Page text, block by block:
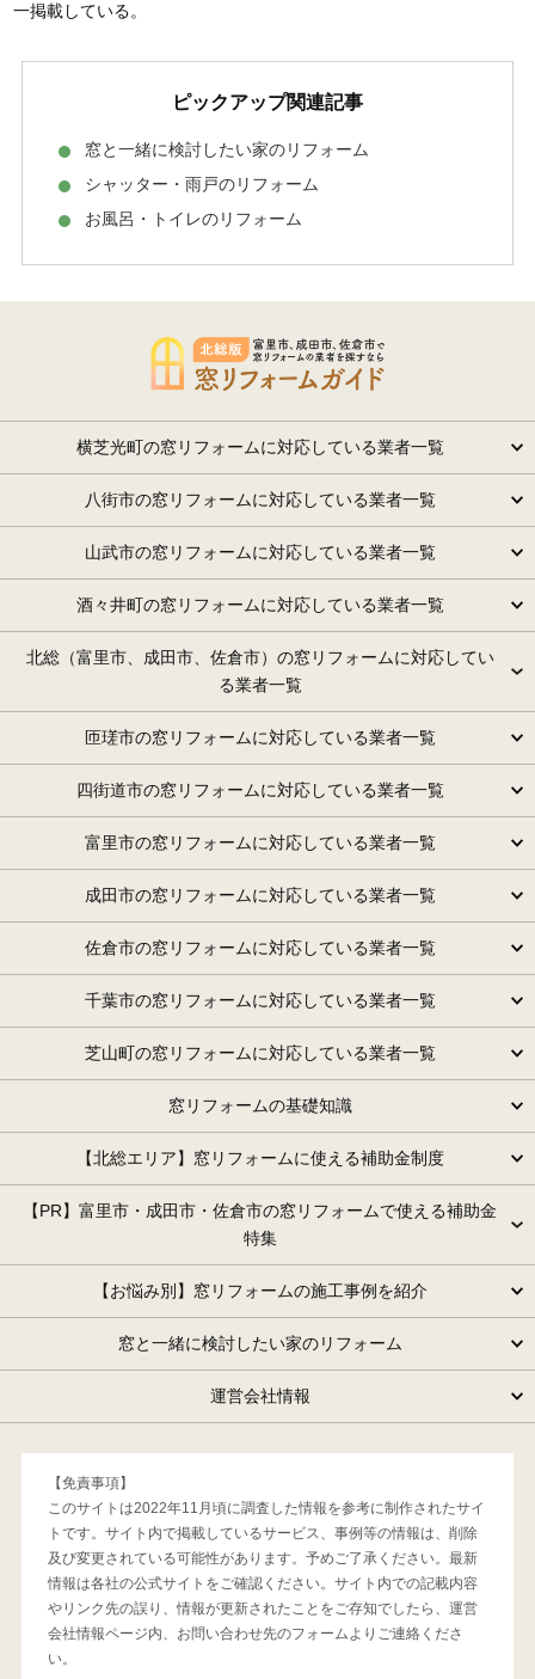
一掲載している。
ピックアップ関連記事
窓と一緒に検討したい家のリフォーム
シャッター・雨戸のリフォーム
お風呂・トイレのリフォーム
横芝光町の窓リフォームに対応している業者一覧
八街市の窓リフォームに対応している業者一覧
山武市の窓リフォームに対応している業者一覧
酒々井町の窓リフォームに対応している業者一覧
北総（富里市、成田市、佐倉市）の窓リフォームに対応してい
る業者一覧
匝瑳市の窓リフォームに対応している業者一覧
四街道市の窓リフォームに対応している業者一覧
富里市の窓リフォームに対応している業者一覧
成田市の窓リフォームに対応している業者一覧
佐倉市の窓リフォームに対応している業者一覧
千葉市の窓リフォームに対応している業者一覧
芝山町の窓リフォームに対応している業者一覧
窓リフォームの基礎知識
【北総エリア】窓リフォームに使える補助金制度
【PR】富里市・成田市・佐倉市の窓リフォームで使える補助金
特集
【お悩み別】窓リフォームの施工事例を紹介
窓と一緒に検討したい家のリフォーム
運営会社情報
【免責事項】
このサイトは2022年11月頃に調査した情報を参考に制作されたサイ
トです。サイト内で掲載しているサービス、事例等の情報は、削除
及び変更されている可能性があります。予めご了承ください。最新
情報は各社の公式サイトをご確認ください。サイト内での記載内容
やリンク先の誤り、情報が更新されたことをご存知でしたら、運営
会社情報ページ内、お問い合わせ先のフォームよりご連絡くださ
い。